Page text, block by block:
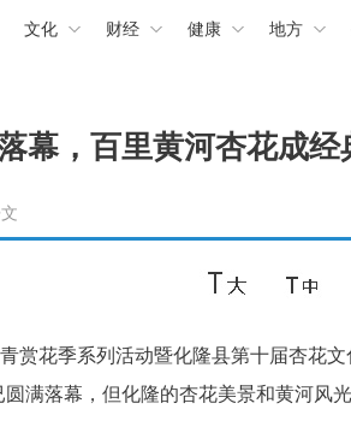
文化 财经 健康 地方
幕，百里黄河杏花成经
花季系列活动暨化隆县第十届杏花文
满落幕，但化隆的杏花美景和黄河风